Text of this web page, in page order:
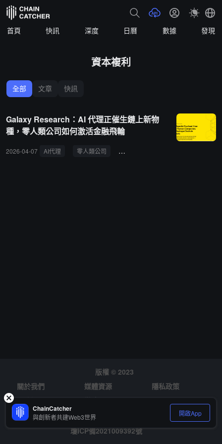
首頁 快訊 深度 日曆 數據 發現
資本複利
全部 文章 快訊
Galaxy Research：AI 代理正催生鏈上新物
種，零人類公司如何激活金融飛輪
2026-04-07 AI代理 零人類公司 鏈上知識產權
版權 © 2023
關於我們
媒體資源
隱私政策
風險提示
徵才
瓊ICP備2021009392號
ChainCatcher
與創新者共建Web3世界 開啟App